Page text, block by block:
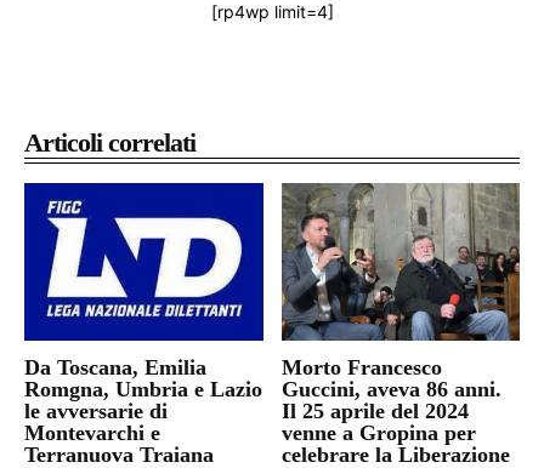
Articoli correlati
Da Toscana, Emilia
Romgna, Umbria e Lazio
le avversarie di
Montevarchi e
Terranuova Traiana
Morto Francesco
Guccini, aveva 86 anni.
Il 25 aprile del 2024
venne a Gropina per
celebrare la Liberazione
[rp4wp limit=4]